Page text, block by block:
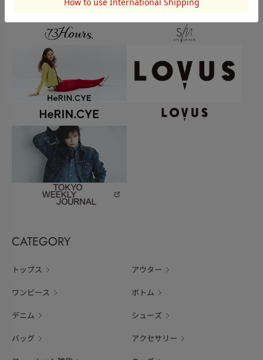
CATEGORY
トップス アウター
ワンピース ボトム
デニム シューズ
バッグ アクセサリー